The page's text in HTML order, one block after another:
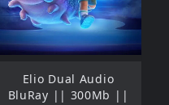
Elio Dual Audio
BluRay || 300Mb ||